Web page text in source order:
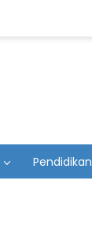
Pendidikan